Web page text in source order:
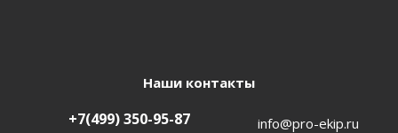
Наши контакты
+7(499) 350-95-87 info@pro-ekip.ru